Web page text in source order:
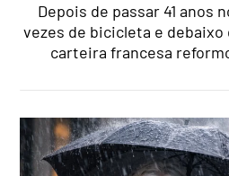
Depois de passar 41 anos
vezes de bicicleta e
carteira francesa